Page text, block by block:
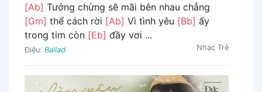
[Ab] Tưởng chừng sẽ mãi bên nhau chẳng
[Gm] thể cách rời [Ab] Vì tình yêu [Bb] ấy
trong tim còn [Eb] đầy vơi ...
Điệu: Ballad Nhạc Trẻ